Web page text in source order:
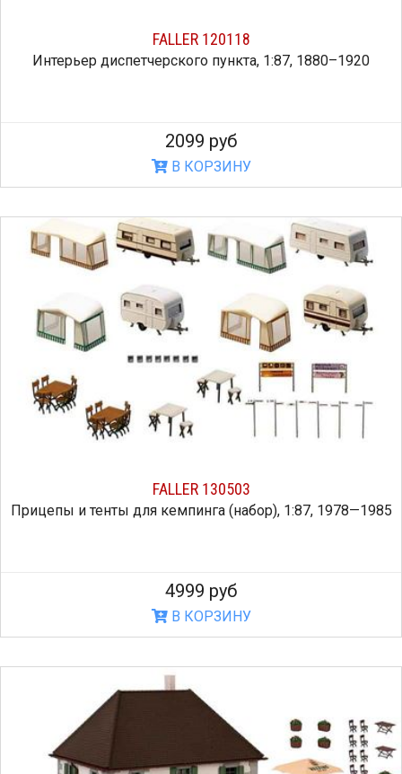
FALLER 120118
Интерьер диспетчерского пункта, 1:87, 1880–1920
2099 руб
В КОРЗИНУ
FALLER 130503
Прицепы и тенты для кемпинга (набор), 1:87, 1978—1985
4999 руб
В КОРЗИНУ